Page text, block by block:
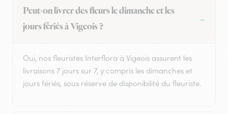
Peut-on livrer des fleurs le dimanche et les
jours fériés à Vigeois ?
Oui, nos fleuristes Interflora à Vigeois assurent les
livraisons 7 jours sur 7, y compris les dimanches et
jours fériés, sous réserve de disponibilité du fleuriste.